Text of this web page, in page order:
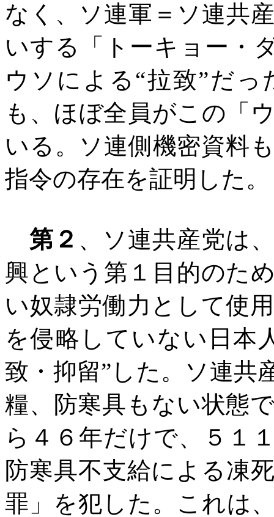
なく、ソ連軍＝ソ連共
いする「トーキョー・
ウソによる“拉致”だ
も、ほぼ全員がこの「
いる。ソ連側機密資料
指令の存在を証明した。
第２ 、ソ連共産党は
興という第１目的のた
い奴隷労働力として使
を侵略していない日本
致・抑留”した。ソ連共
糧、防寒具もない状態
ら４６年だけで、５１
防寒具不支給による凍
罪」を犯した。これは